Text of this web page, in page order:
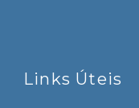
Links Úteis